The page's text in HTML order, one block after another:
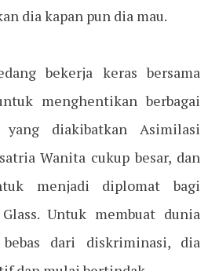
dia kapan pun dia mau.
bekerja keras bersama
menghentikan berbagai
yang diakibatkan Asimilasi
Wanita cukup besar, dan
menjadi diplomat bagi
Untuk membuat dunia
dari diskriminasi, dia